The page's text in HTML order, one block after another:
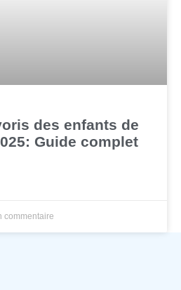
des enfants de
Guide complet
commentaire